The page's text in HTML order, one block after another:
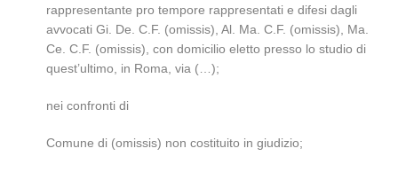
rappresentante pro tempore rappresentati e difesi dagli
avvocati Gi. De. C.F. (omissis), Al. Ma. C.F. (omissis), Ma.
Ce. C.F. (omissis), con domicilio eletto presso lo studio di
quest’ultimo, in Roma, via (…);
nei confronti di
Comune di (omissis) non costituito in giudizio;